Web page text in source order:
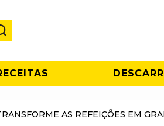
AS REFEIÇÕES EM